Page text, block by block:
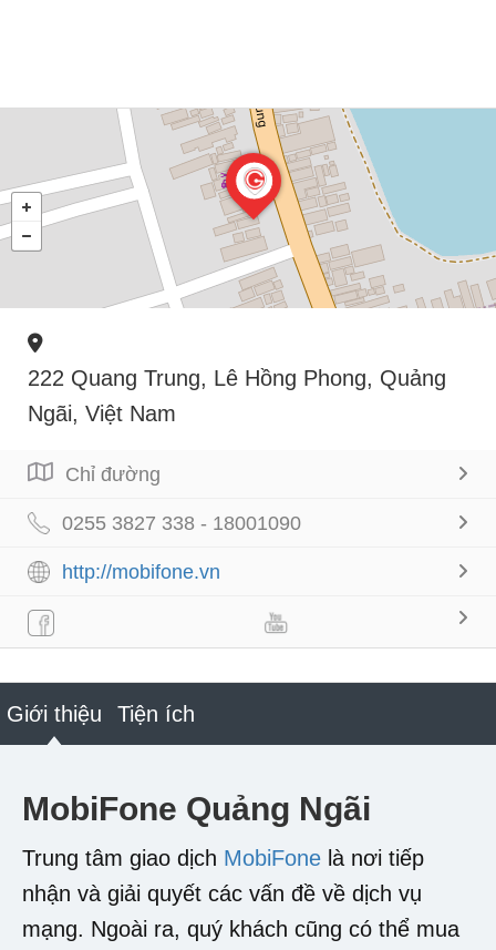
222 Quang Trung, Lê Hồng Phong, Quảng
Ngãi, Việt Nam
Chỉ đường
0255 3827 338 - 18001090
http://mobifone.vn
Giới thiệu Tiện ích
MobiFone Quảng Ngãi
Trung tâm giao dịch MobiFone là nơi tiếp
nhận và giải quyết các vấn đề về dịch vụ
mạng. Ngoài ra, quý khách cũng có thể mua